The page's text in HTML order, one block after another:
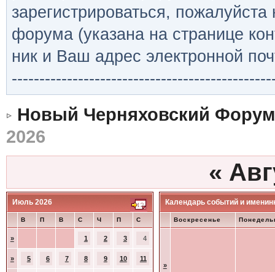
зарегистрироваться,
форума (указана на странице
ник и Ваш адрес электронной
Новый Черняховский Форум
2026
«
Июль 2026
В П В С Ч П С
» 1 2 3 4
» 5 6 7 8 9 10 11
Календарь событий и
Воскресенье
»